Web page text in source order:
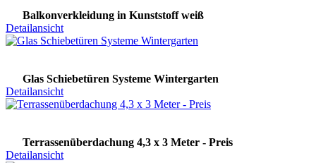
Balkonverkleidung in Kunststoff weiß
Detailansicht
Glas Schiebetüren Systeme Wintergarten
Detailansicht
Terrassenüberdachung 4,3 x 3 Meter - Preis
Detailansicht